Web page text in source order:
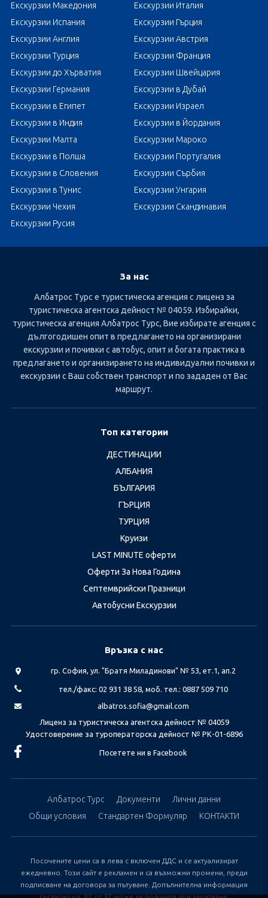
Екскурзии Македония
Екскурзии Италия
Екскурзии Испания
Екскурзии Гърция
Екскурзии Англия
Екскурзии Австрия
Екскурзии Турция
Екскурзии Франция
Екскурзии до Хърватия
Екскурзии Швейцария
Екскурзии Германия
Екскурзии в Дубай
Екскурзии в Египет
Екскурзии Израел
Екскурзии в Индия
Екскурзии в Йордания
Екскурзии Малта
Екскурзии Мароко
Екскурзии в Полша
Екскурзии Португалия
Екскурзии в Словения
Екскурзии Сърбия
Екскурзии в Тунис
Екскурзии Унгария
Екскурзии Чехия
Екскурзии Скандинавия
Екскурзии Русия
За нас
Албатрос Турс е туристическа агенция с лиценз за
туристическа агентска дейност № 04059. Избирайки,
туристическа агенция Албатрос Турс, Вие избирате агенция с
дългогодишен опит в предлагането на организирани
екскурзии и почивки с автобус, опит и богата практика в
предлагането и организирането на индивидуални почивки и
екскурзии с Ваш собствен транспорт и по зададен от Вас
маршрут.
Топ категории
ДЕСТИНАЦИИ
АЛБАНИЯ
БЪЛГАРИЯ
ГЪРЦИЯ
ТУРЦИЯ
Круизи
LAST MINUTE оферти
Оферти За Нова Година
Септемврийски Празници
Автобусни Екскурзии
Връзка с нас
гр. София, ул. "Братя Миладинови" № 53, ет.1, ап.2
тел./факс: 02 931 38 58, моб. тел.: 0887 509 710
albatros.sofia@gmail.com
Лиценз за туристическа агентска дейност № 04059
Удостоверение за туроператорска дейност № РК-01-6896
Посетете ни в Facebook
Албатрос Турс Документи
Лични данни
Общи условия
Стандартен Формуляр КОНТАКТИ
Посочените цени са в лева с включен ДДС и се актуализират
ежедневно. Този сайт е рекламен и са възможни промени, преди
подписване на договора за пътуване. Допълнителна информация